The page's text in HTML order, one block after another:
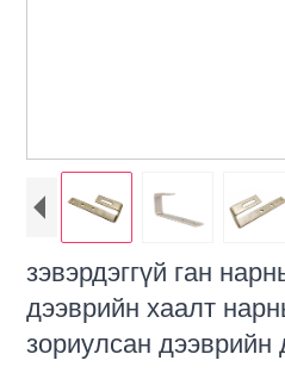
зэвэрдэггүй ган
дээврийн хаалт
зориулсан дээврийн